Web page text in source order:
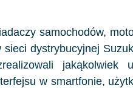
samochodów,
dystrybucyjnej
jakąkolwiek
w smartfonie,